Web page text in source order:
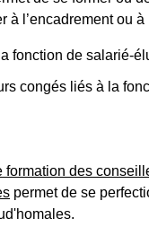
à l’encadrement ou
fonction de salarié-
congés liés à la
formation des
permet de se